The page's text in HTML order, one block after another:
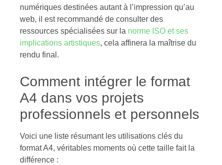
numériques destinées autant à l’impression qu’au
web, il est recommandé de consulter des
ressources spécialisées sur la norme ISO et ses
implications artistiques, cela affinera la maîtrise du
rendu final.
Comment intégrer le format
A4 dans vos projets
professionnels et personnels
Voici une liste résumant les utilisations clés du
format A4, véritables moments où cette taille fait la
différence :